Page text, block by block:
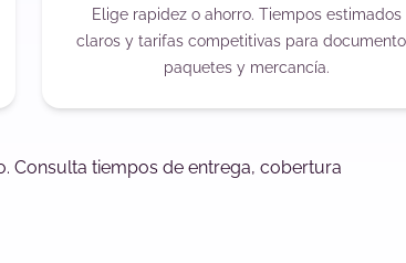
Elige rapidez o ahorro. Tiempos estimados
claros y tarifas competitivas para
paquetes y mercancía.
Consulta tiempos de entrega, cobertura